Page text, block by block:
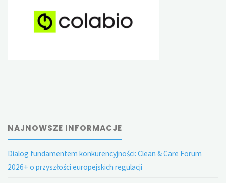
NAJNOWSZE INFORMACJE
Dialog fundamentem konkurencyjności: Clean & Care Forum
2026+ o przyszłości europejskich regulacji